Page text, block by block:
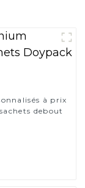
à prix
debout